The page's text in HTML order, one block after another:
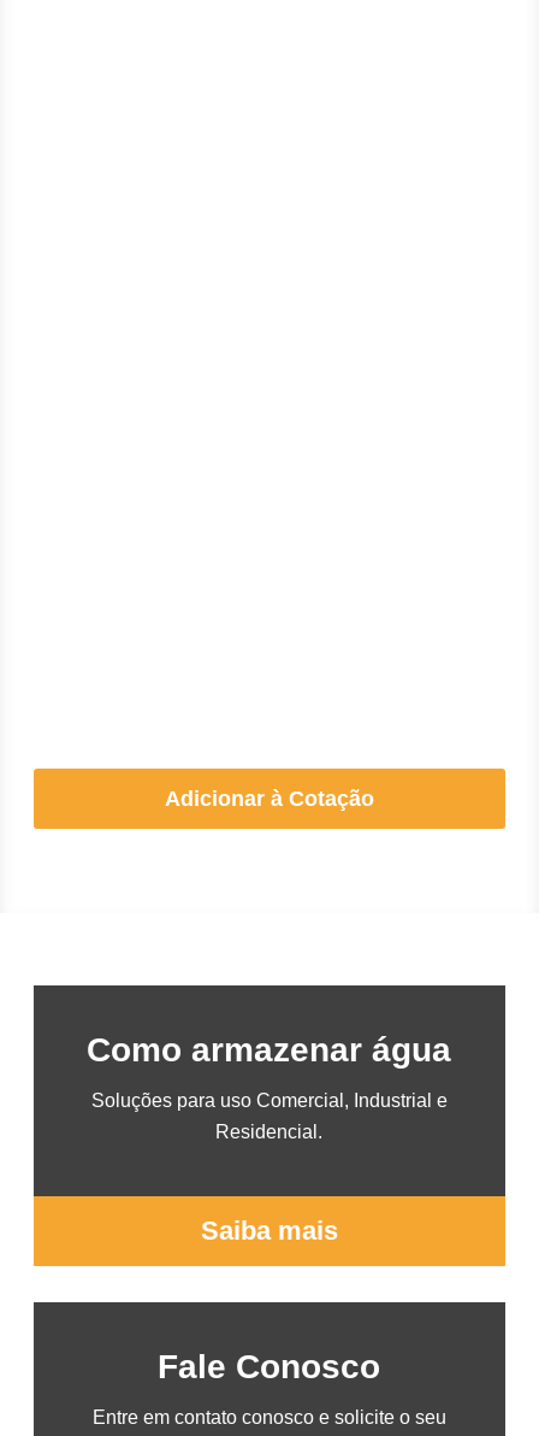
Adicionar à Cotação
Como armazenar água
Soluções para uso Comercial, Industrial e
Residencial.
Saiba mais
Fale Conosco
Entre em contato conosco e solicite o seu